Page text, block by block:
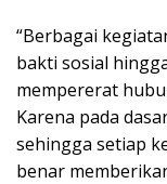
“Berbagai
bakti sosial
mempererat
Karena pada
sehingga setiap
benar